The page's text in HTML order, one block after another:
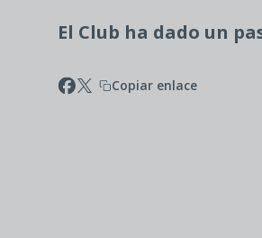
El Club ha dado un
Copiar enlace